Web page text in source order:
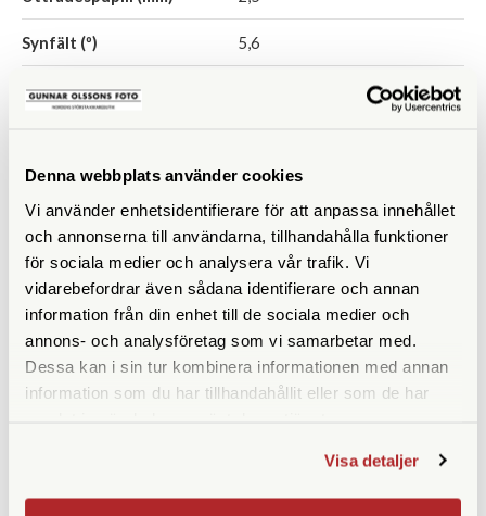
Denna webbplats använder cookies
Vi använder enhetsidentifierare för att anpassa innehållet
och annonserna till användarna, tillhandahålla funktioner
för sociala medier och analysera vår trafik. Vi
vidarebefordrar även sådana identifierare och annan
information från din enhet till de sociala medier och
annons- och analysföretag som vi samarbetar med.
Dessa kan i sin tur kombinera informationen med annan
information som du har tillhandahållit eller som de har
Visa detaljer
Synfält (º) 5,6
Synfält på 1000 m
Vattentät Ja
Fokuseringstyp Centrumfokus
Ögonavstånd/Eye relief
(mm)
17
Vridbara ögonmusslor Ja